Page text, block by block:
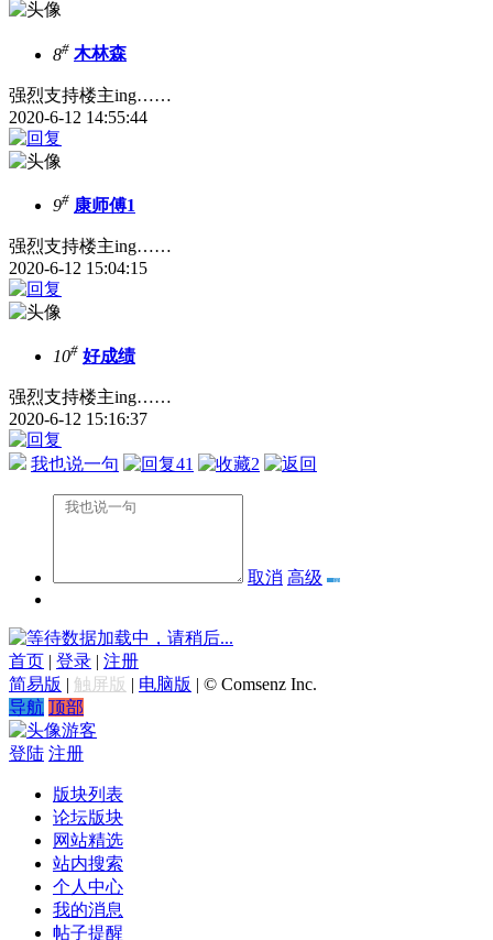
8# 木林森
强烈支持楼主ing……
2020-6-12 14:55:44
9# 康师傅1
强烈支持楼主ing……
2020-6-12 15:04:15
10# 好成绩
强烈支持楼主ing……
2020-6-12 15:16:37
我也说一句 41 2
取消 高级
数据加载中，请稍后...
首页
登录
注册
简易版
触屏版 电脑版
© Comsenz Inc.
导航 顶部
游客
登陆 注册
版块列表
论坛版块
网站精选
站内搜索
个人中心
我的消息
帖子提醒